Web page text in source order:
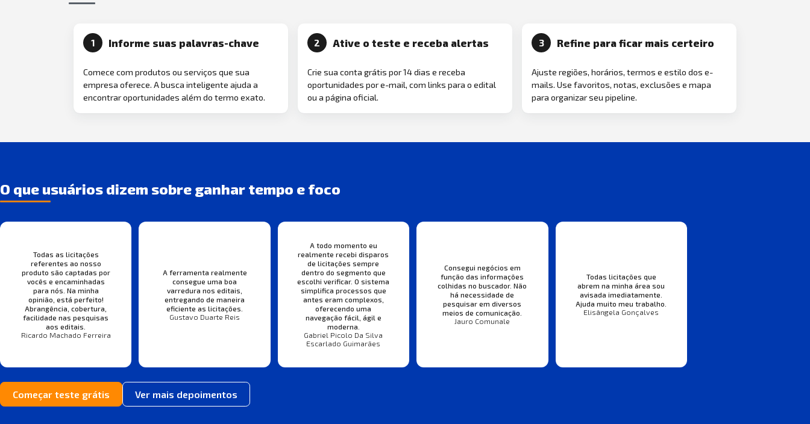
1 Informe suas palavras-chave
Comece com produtos ou serviços que sua
empresa oferece. A busca inteligente ajuda a
encontrar oportunidades além do termo exato.
2 Ative o teste e receba alertas
Crie sua conta grátis por 14 dias e receba
oportunidades por e-mail, com links para o edital
ou a página oficial.
3 Refine para ficar mais certeiro
Ajuste regiões, horários, termos e estilo dos e-
mails. Use favoritos, notas, exclusões e mapa
para organizar seu pipeline.
O que usuários dizem sobre ganhar tempo e foco
Todas as licitações
referentes ao nosso
produto são captadas por
vocês e encaminhadas
para nós. Na minha
opinião, está perfeito!
Abrangência, cobertura,
facilidade nas pesquisas
aos editais.
Ricardo Machado Ferreira
A ferramenta realmente
consegue uma boa
varredura nos editais,
entregando de maneira
eficiente as licitações.
Gustavo Duarte Reis
A todo momento eu
realmente recebi disparos
de licitações sempre
dentro do segmento que
escolhi verificar. O sistema
simplifica processos que
antes eram complexos,
oferecendo uma
navegação fácil, ágil e
moderna.
Gabriel Picolo Da Silva
Escarlado Guimarães
Consegui negócios em
função das informações
colhidas no buscador. Não
há necessidade de
pesquisar em diversos
meios de comunicação.
Jauro Comunale
Todas licitações que
abrem na minha área sou
avisada imediatamente.
Ajuda muito meu trabalho.
Elisângela Gonçalves
Começar teste grátis Ver mais depoimentos